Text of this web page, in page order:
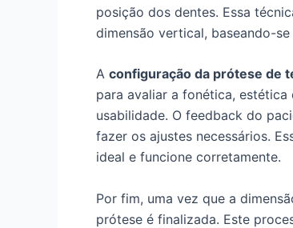
posição dos dentes. Essa
dimensão vertical, baseando-
A configuração da prótese de
para avaliar a fonética,
usabilidade. O feedback do
fazer os ajustes necessários.
ideal e funcione corretamente.
Por fim, uma vez que a
prótese é finalizada. Este